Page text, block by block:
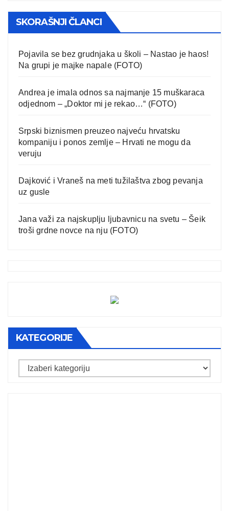
SKORAŠNJI ČLANCI
Pojavila se bez grudnjaka u školi – Nastao je haos!
Na grupi je majke napale (FOTO)
Andrea je imala odnos sa najmanje 15 muškaraca
odjednom – „Doktor mi je rekao…“ (FOTO)
Srpski biznismen preuzeo najveću hrvatsku
kompaniju i ponos zemlje – Hrvati ne mogu da
veruju
Dajković i Vraneš na meti tužilaštva zbog pevanja
uz gusle
Jana važi za najskuplju ljubavnicu na svetu – Šeik
troši grdne novce na nju (FOTO)
KATEGORIJE
Kategorije